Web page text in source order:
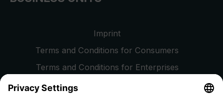
Imprint
Terms and Conditions for Consumers
Terms and Conditions for Enterprises
Privacy Policy